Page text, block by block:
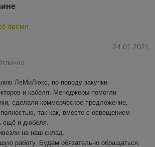
время
24.01.2021
ЛеМиЛюкс, по поводу закупки
и кабеля. Менеджеры помогли
сделали коммерческое предложение,
так как, вместе с освещением
ещё и дюбеля.
на наш склад.
работу. Будем обязательно обращаться.